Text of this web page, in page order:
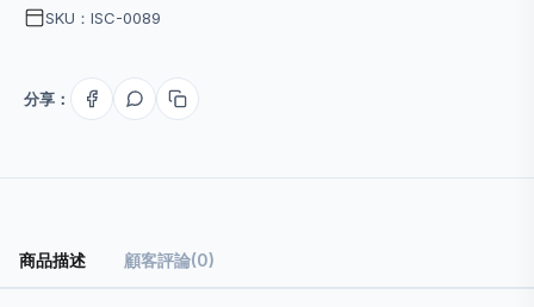
SKU：ISC-0089
分享：
商品描述 顧客評論(0)